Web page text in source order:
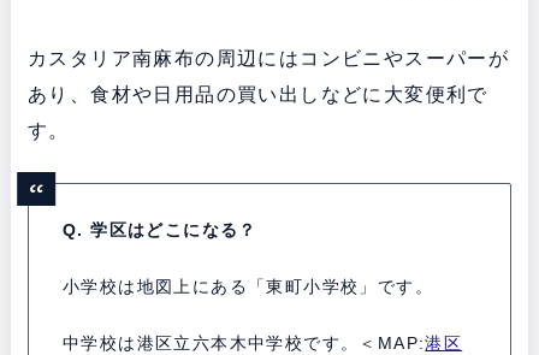
カスタリア南麻布の周辺にはコンビニやスーパーが
あり、食材や日用品の買い出しなどに大変便利で
す。
Q. 学区はどこになる？
小学校は地図上にある「東町小学校」です。
中学校は港区立六本木中学校です。＜MAP:港区